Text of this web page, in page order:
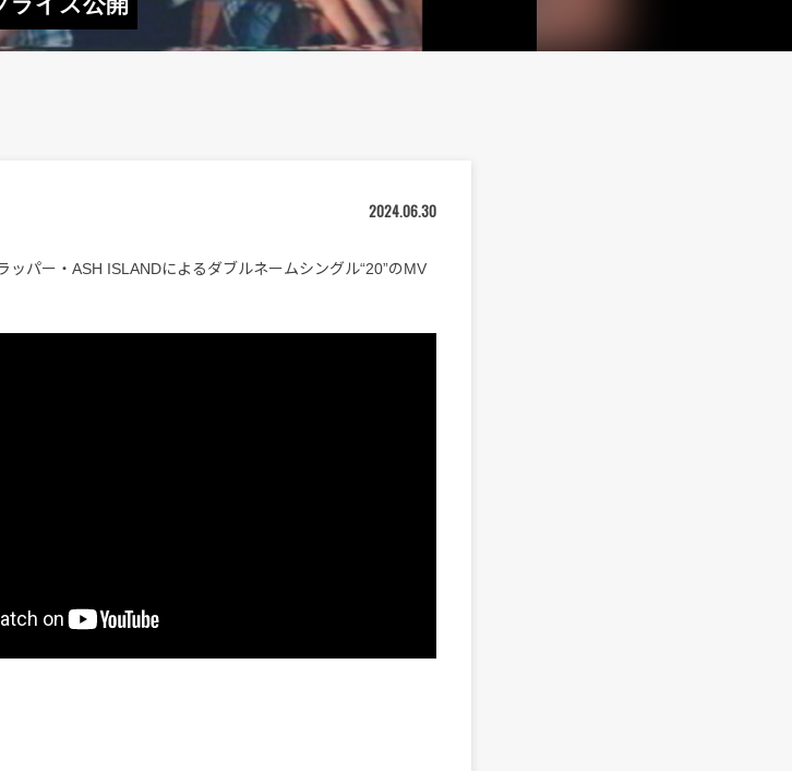
2024.06.30
ッパー・ASH ISLANDによるダブルネームシングル“20”のMV